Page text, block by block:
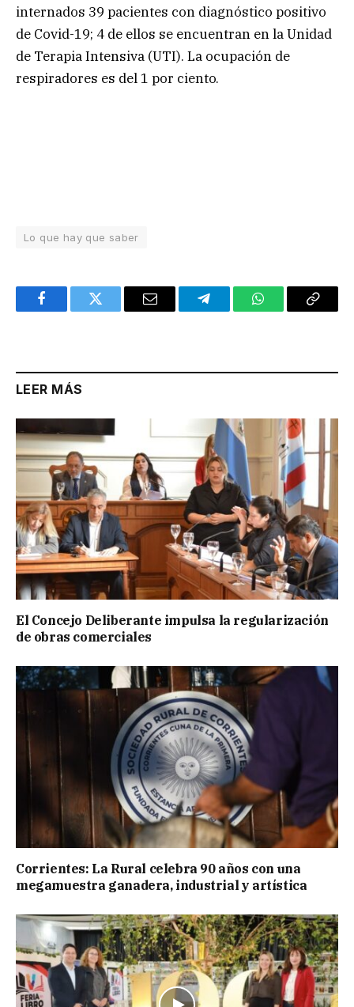
internados 39 pacientes con diagnóstico positivo
de Covid-19; 4 de ellos se encuentran en la Unidad
de Terapia Intensiva (UTI). La ocupación de
respiradores es del 1 por ciento.
Lo que hay que saber
FacebookTwitter Email TelegramWhatsAppCopy
LEER MÁS
El Concejo Deliberante impulsa la regularización
de obras comerciales
Corrientes: La Rural celebra 90 años con una
megamuestra ganadera, industrial y artística